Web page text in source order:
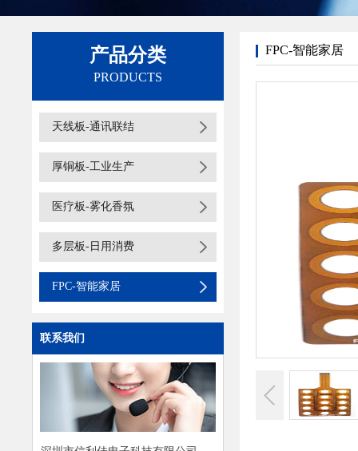
产品分类
PRODUCTS
天线板-通讯联结
厚铜板-工业生产
医疗板-雾化香氛
多层板-日用消费
FPC-智能家居
联系我们
FPC-智能家居